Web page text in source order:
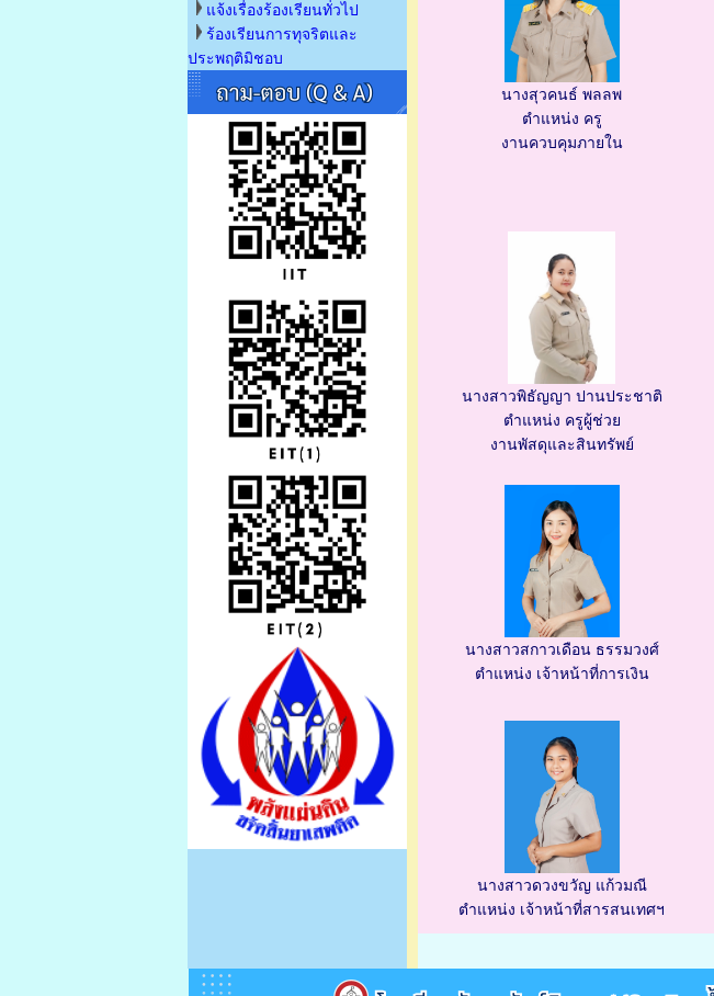
แจ้งเรื่องร้องเรียนทั่วไป
ร้องเรียนการทุจริตและ
ประพฤติมิชอบ
นางสุวคนธ์ พลลพ
ตำแหน่ง ครู
งานควบคุมภายใน
นางสาวพิธัญญา ปานประชาติ
ตำแหน่ง ครูผู้ช่วย
งานพัสดุและสินทรัพย์
นางสาวสกาวเดือน ธรรมวงศ์
ตำแหน่ง เจ้าหน้าที่การเงิน
นางสาวดวงขวัญ แก้วมณี
ตำแหน่ง เจ้าหน้าที่สารสนเทศฯ